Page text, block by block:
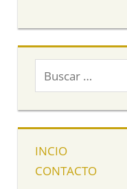
INCIO
CONTACTO